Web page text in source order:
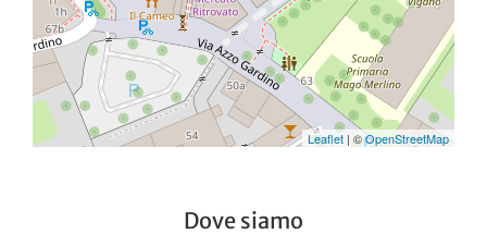
Leaflet | ©OpenStreetMap
Dove siamo